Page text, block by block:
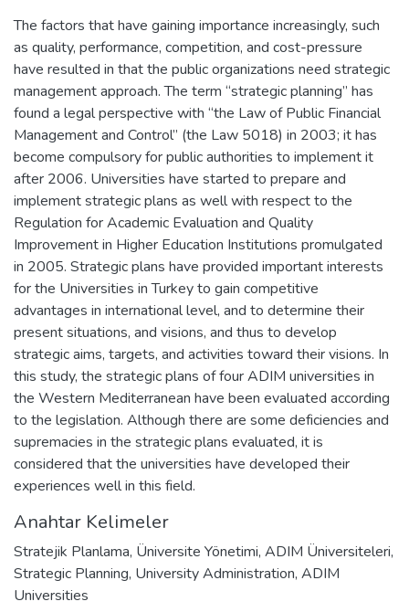
The factors that have gaining importance increasingly, such
as quality, performance, competition, and cost-pressure
have resulted in that the public organizations need strategic
management approach. The term “strategic planning” has
found a legal perspective with “the Law of Public Financial
Management and Control” (the Law 5018) in 2003; it has
become compulsory for public authorities to implement it
after 2006. Universities have started to prepare and
implement strategic plans as well with respect to the
Regulation for Academic Evaluation and Quality
Improvement in Higher Education Institutions promulgated
in 2005. Strategic plans have provided important interests
for the Universities in Turkey to gain competitive
advantages in international level, and to determine their
present situations, and visions, and thus to develop
strategic aims, targets, and activities toward their visions. In
this study, the strategic plans of four ADIM universities in
the Western Mediterranean have been evaluated according
to the legislation. Although there are some deficiencies and
supremacies in the strategic plans evaluated, it is
considered that the universities have developed their
experiences well in this field.
Anahtar Kelimeler
Stratejik Planlama, Üniversite Yönetimi, ADIM Üniversiteleri,
Strategic Planning, University Administration, ADIM
Universities